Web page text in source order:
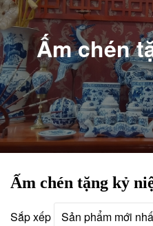
Ấm chén
Ấm chén tặng kỷ
Sắp xếp